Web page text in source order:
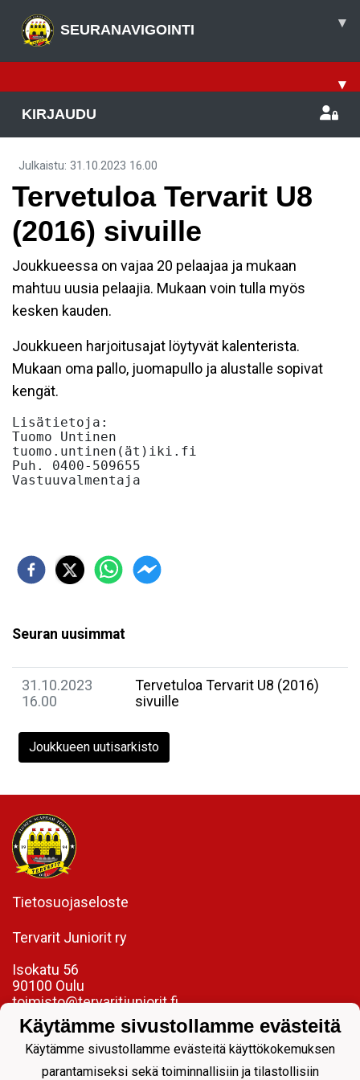
SEURANAVIGOINTI ▾
▾
KIRJAUDU
Julkaistu: 31.10.2023 16.00
Tervetuloa Tervarit U8
(2016) sivuille
Joukkueessa on vajaa 20 pelaajaa ja mukaan
mahtuu uusia pelaajia. Mukaan voin tulla myös
kesken kauden.
Joukkueen harjoitusajat löytyvät kalenterista.
Mukaan oma pallo, juomapullo ja alustalle sopivat
kengät.
Lisätietoja:
Tuomo Untinen
tuomo.untinen(ät)iki.fi
Puh. 0400-509655
Vastuuvalmentaja
Seuran uusimmat
31.10.2023
16.00
Tervetuloa Tervarit U8 (2016)
sivuille
Joukkueen uutisarkisto
Tietosuojaseloste
Tervarit Juniorit ry
Isokatu 56
90100 Oulu
toimisto@tervaritjuniorit.fi
Laadukasta jalkapalloa jokaiselle.
Käytämme sivustollamme evästeitä
Käytämme sivustollamme evästeitä käyttökokemuksen
parantamiseksi sekä toiminnallisiin ja tilastollisiin